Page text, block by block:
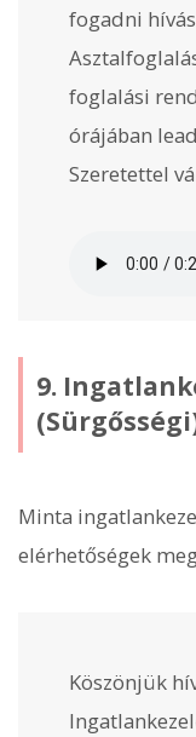
fogadni
foglalási
órájában
Szeretettel
9.
Minta
elérhetőségek
Köszönjük